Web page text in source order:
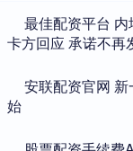
最佳配资平台 内
卡方回应 承诺不再
安联配资官网
始